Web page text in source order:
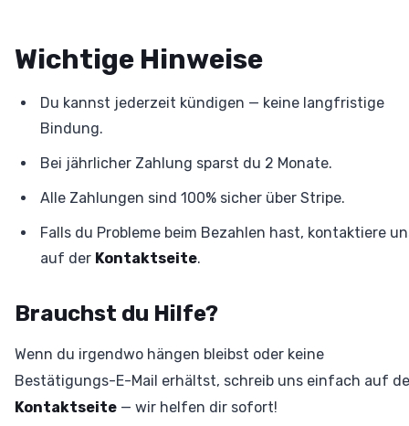
Wichtige Hinweise
Du kannst jederzeit kündigen — keine langfristige
Bindung.
Bei jährlicher Zahlung sparst du 2 Monate.
Alle Zahlungen sind 100% sicher über Stripe.
Falls du Probleme beim Bezahlen hast, kontaktiere
auf der Kontaktseite.
Brauchst du Hilfe?
Wenn du irgendwo hängen bleibst oder keine
Bestätigungs-E-Mail erhältst, schreib uns einfach auf
Kontaktseite — wir helfen dir sofort!